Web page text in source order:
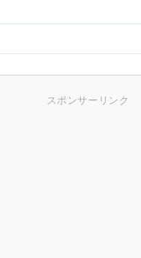
スポンサーリンク